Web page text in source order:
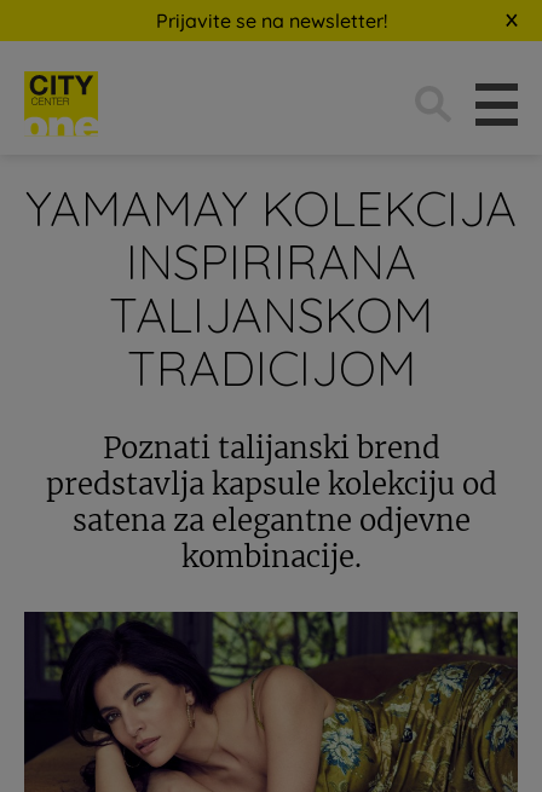
Prijavite se na newsletter!
YAMAMAY KOLEKCIJA
INSPIRIRANA
TALIJANSKOM
TRADICIJOM
Poznati talijanski brend
predstavlja kapsule kolekciju od
satena za elegantne odjevne
kombinacije.